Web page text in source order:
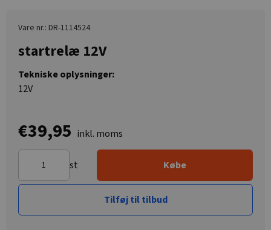
Vare nr.: DR-1114524
startrelæ 12V
Tekniske oplysninger:
12V
€39,95 inkl. moms
st Købe
Tilføj til tilbud